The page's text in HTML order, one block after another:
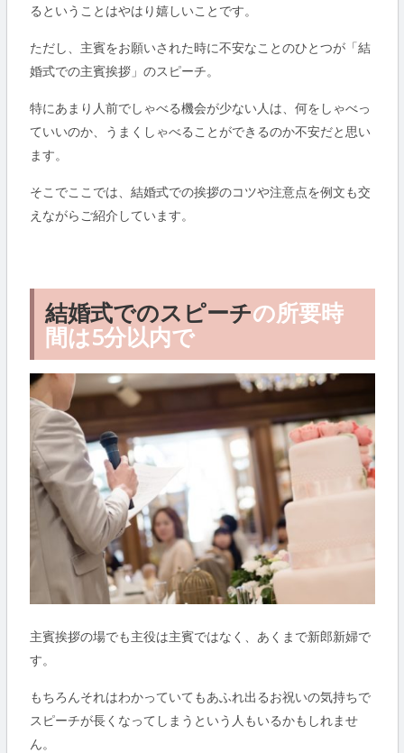
るということはやはり嬉しいことです。
ただし、主賓をお願いされた時に不安なことのひとつが「結
婚式での主賓挨拶」のスピーチ。
特にあまり人前でしゃべる機会が少ない人は、何をしゃべっ
ていいのか、うまくしゃべることができるのか不安だと思い
ます。
そこでここでは、結婚式での挨拶のコツや注意点を例文も交
えながらご紹介しています。
結婚式でのスピーチの所要時
間は5分以内で
主賓挨拶の場でも主役は主賓ではなく、あくまで新郎新婦で
す。
もちろんそれはわかっていてもあふれ出るお祝いの気持ちで
スピーチが長くなってしまうという人もいるかもしれませ
ん。